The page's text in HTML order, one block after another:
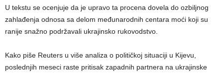
U tekstu se ocenjuje da je upravo ta procena dovela do ozbiljnog
zahlađenja odnosa sa delom međunarodnih centara moći koji su
ranije snažno podržavali ukrajinsko rukovodstvo.
Kako piše Reuters u više analiza o političkoj situaciji u Kijevu,
poslednjih meseci raste pritisak zapadnih partnera na ukrajinske